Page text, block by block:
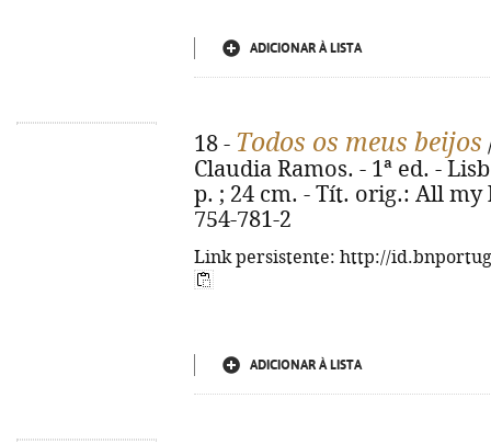
ADICIONAR À LISTA
18 - Todos os meus beijos
Claudia Ramos. - 1ª ed. -
p. ; 24 cm. - Tít. orig.: All my
754-781-2
Link persistente: http://
ADICIONAR À LISTA